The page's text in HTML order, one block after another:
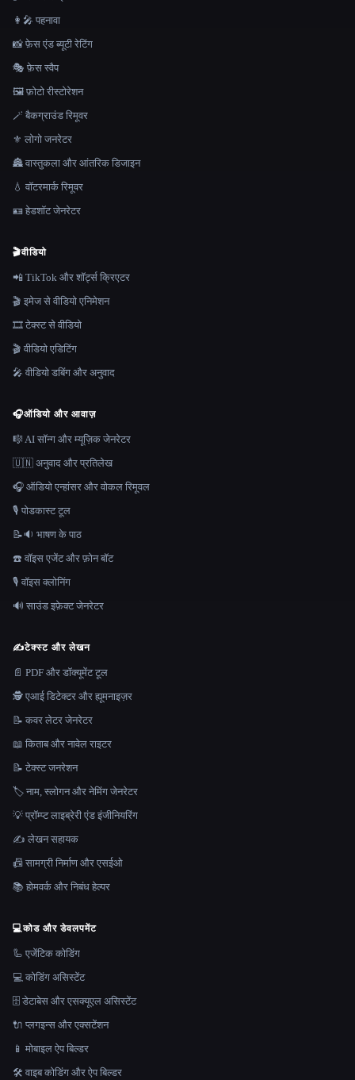
👩‍🎤 पहनावा
📸 फ़ेस एंड ब्यूटी रेटिंग
🎭 फ़ेस स्वैप
🖼️ फ़ोटो रीस्टोरेशन
🪄 बैकग्राउंड रिमूवर
⚜️ लोगो जनरेटर
🏯 वास्तुकला और आंतरिक डिजाइन
💧 वॉटरमार्क रिमूवर
🪪 हेडशॉट जेनरेटर
🎬वीडियो
📲 TikTok और शॉर्ट्स क्रिएटर
🎬 इमेज से वीडियो एनिमेशन
🎞️ टेक्स्ट से वीडियो
🎬 वीडियो एडिटिंग
🎤 वीडियो डबिंग और अनुवाद
🎧ऑडियो और आवाज़
🎼 AI सॉन्ग और म्यूज़िक जेनरेटर
🇺🇳 अनुवाद और प्रतिलेख
🎧 ऑडियो एन्हांसर और वोकल रिमूवल
🎙️ पोडकास्ट टूल
📝🔉 भाषण के पाठ
☎️ वॉइस एजेंट और फ़ोन बॉट
🎙️ वॉइस क्लोनिंग
🔊 साउंड इफ़ेक्ट जेनरेटर
✍️टेक्स्ट और लेखन
📄 PDF और डॉक्यूमेंट टूल
🕵️ एआई डिटेक्टर और ह्यूमनाइज़र
📝 कवर लेटर जेनरेटर
📖 किताब और नावेल राइटर
📝 टेक्स्ट जनरेशन
🏷️ नाम, स्लोगन और नेमिंग जेनरेटर
💡 प्रॉम्प्ट लाइब्रेरी एंड इंजीनियरिंग
✍️ लेखन सहायक
📠 सामग्री निर्माण और एसईओ
📚 होमवर्क और निबंध हेल्पर
💻कोड और डेवलपमेंट
🦾 एजेंटिक कोडिंग
💻 कोडिंग असिस्टेंट
🗄️ डेटाबेस और एसक्यूएल असिस्टेंट
🔌 प्लगइन्स और एक्सटेंशन
📱 मोबाइल ऐप बिल्डर
🛠️ वाइब कोडिंग और ऐप बिल्डर